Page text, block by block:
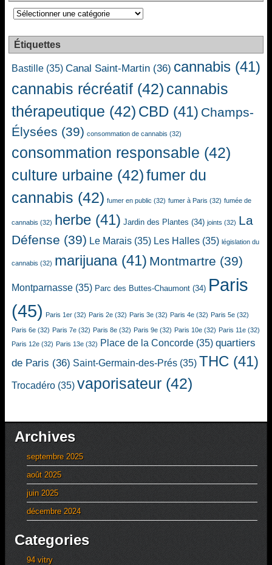
Catégories
Étiquettes
Bastille (35) Canal Saint-Martin (36) cannabis (41)
cannabis récréatif (42) cannabis
thérapeutique (42) CBD (41) Champs-
Élysées (39) consommation de cannabis (32)
consommation responsable (42)
culture urbaine (42)fumer du
cannabis (42) fumer en public (32) fumer à Paris (32) fumée de
cannabis (32) herbe (41) Jardin des Plantes (34) joints (32) La
Défense (39) Le Marais (35) Les Halles (35) législation du
cannabis (32) marijuana(41) Montmartre (39)
Montparnasse (35) Parc des Buttes-Chaumont (34) Paris
(45) Paris 1er (32) Paris 2e (32) Paris 3e (32) Paris 4e (32) Paris 5e (32)
Paris 6e (32) Paris 7e (32) Paris 8e (32) Paris 9e (32) Paris 10e (32) Paris 11e (32)
Paris 12e (32) Paris 13e (32) Place de la Concorde (35) quartiers
de Paris (36) Saint-Germain-des-Prés (35) THC (41)
Trocadéro (35) vaporisateur (42)
Archives
septembre 2025
août 2025
juin 2025
décembre 2024
Categories
94 vitry